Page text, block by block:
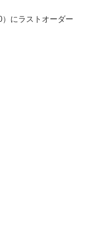
にラストオーダー